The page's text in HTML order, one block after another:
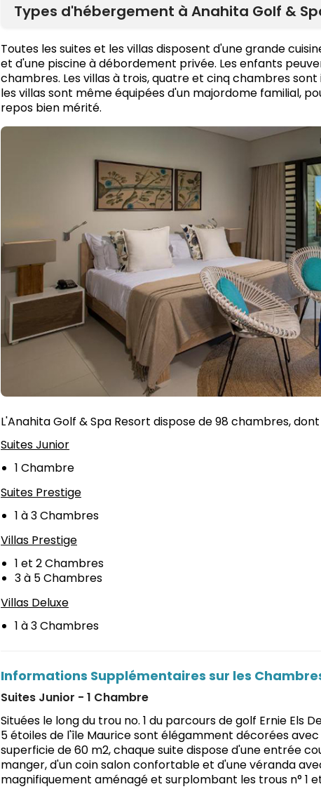
Types d'hébergement à Anahita Golf &
Toutes les suites et les villas disposent d'une grande
et d'une piscine à débordement privée. Les enfants
chambres. Les villas à trois, quatre et cinq chambres
les villas sont même équipées d'un majordome familial,
repos bien mérité.
L'Anahita Golf & Spa Resort dispose de 98 chambres,
Suites Junior
1 Chambre
Suites Prestige
1 à 3 Chambres
Villas Prestige
1 et 2 Chambres
3 à 5 Chambres
Villas Deluxe
1 à 3 Chambres
Informations Supplémentaires sur les
Suites Junior - 1 Chambre
Situées le long du trou no. 1 du parcours de golf Ernie Els
5 étoiles de l'île Maurice sont élégamment décorées
superficie de 60 m2, chaque suite dispose d'une entrée
manger, d'un coin salon confortable et d'une véranda
magnifiquement aménagé et surplombant les trous n° 1